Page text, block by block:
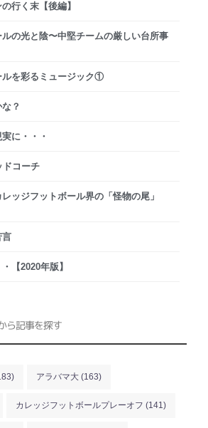
行く末【後編】
の光と陰〜中堅チームの厳しい台所事
ルを彩るミュージック①
？
に・・・
ドコーチ
ッジフットボール界の「怪物の尾」
言
【2020年版】
ら記事を探す
アラバマ大 (163)
カレッジフットボールプレーオフ (141)